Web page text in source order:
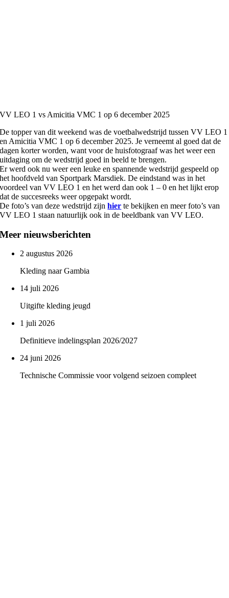
VV LEO 1 vs Amicitia VMC 1 op 6 december 2025
De topper van dit weekend was de voetbalwedstrijd tussen VV LEO 1
en Amicitia VMC 1 op 6 december 2025. Je verneemt al goed dat de
dagen korter worden, want voor de huisfotograaf was het weer een
uitdaging om de wedstrijd goed in beeld te brengen.
Er werd ook nu weer een leuke en spannende wedstrijd gespeeld op
het hoofdveld van Sportpark Marsdiek. De eindstand was in het
voordeel van VV LEO 1 en het werd dan ook 1 – 0 en het lijkt erop
dat de succesreeks weer opgepakt wordt.
De foto’s van deze wedstrijd zijnhier te bekijken en meer foto’s van
VV LEO 1 staan natuurlijk ook in de beeldbank van VV LEO.
Meer nieuwsberichten
2 augustus 2026
Kleding naar Gambia
14 juli 2026
Uitgifte kleding jeugd
1 juli 2026
Definitieve indelingsplan 2026/2027
24 juni 2026
Technische Commissie voor volgend seizoen compleet